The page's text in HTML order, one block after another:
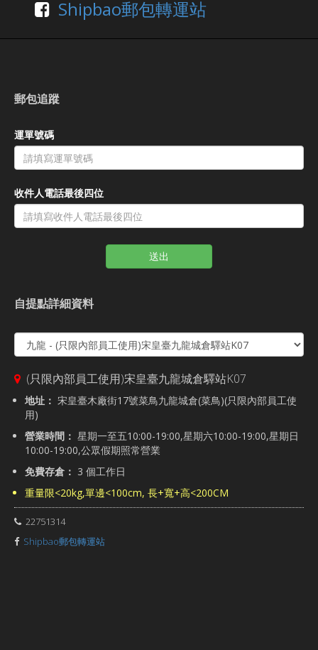
Shipbao郵包轉運站
郵包追蹤
運單號碼
收件人電話最後四位
送出
自提點詳細資料
(只限內部員工使用)宋皇臺九龍城倉驛站K07
地址： 宋皇臺木廠街17號菜鳥九龍城倉(菜鳥)(只限內部員工使
用)
營業時間： 星期一至五10:00-19:00,星期六10:00-19:00,星期日
10:00-19:00,公眾假期照常營業
免費存倉： 3 個工作日
重量限<20kg,單邊<100cm, 長+寬+高<200CM
22751314
Shipbao郵包轉運站